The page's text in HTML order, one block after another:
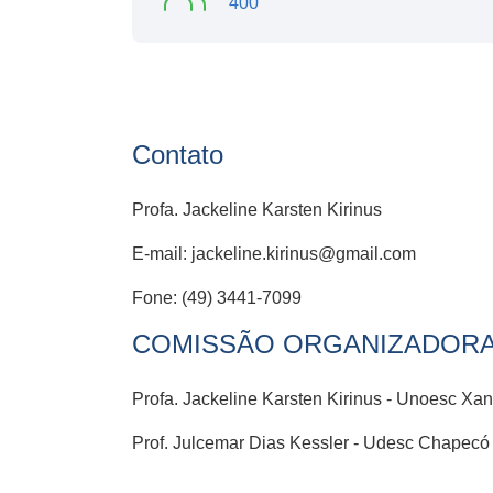
Contato
Profa. Jackeline Karsten Kirinus
E-mail: jackeline.kirinus@gmail.com
Fone: (49) 3441-7099
COMISSÃO
Profa. Jackeline Karsten Kirinus - Unoesc
Prof. Julcemar Dias Kessler - Udesc Chapecó